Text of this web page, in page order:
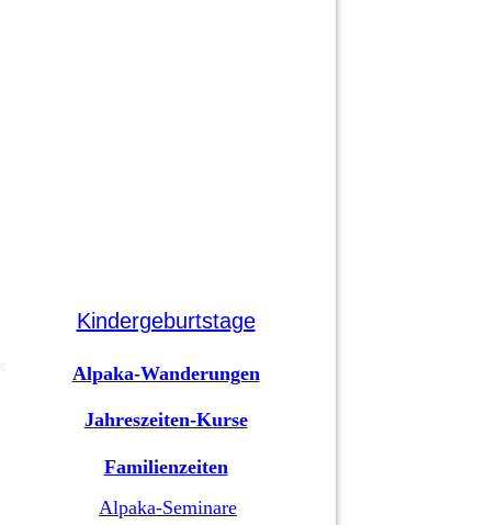
Kindergeburtstage
Alpaka-Wanderungen
Jahreszeiten-Kurse
Familienzeiten
Alpaka-Seminare